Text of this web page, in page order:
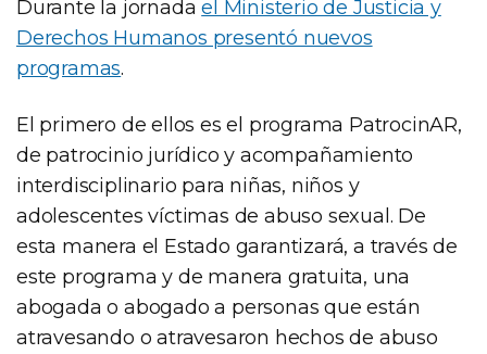
Durante la jornadael Ministerio de Justicia y
Derechos Humanos presentó nuevos
programas.
El primero de ellos es el programa PatrocinAR,
de patrocinio jurídico y acompañamiento
interdisciplinario para niñas, niños y
adolescentes víctimas de abuso sexual. De
esta manera el Estado garantizará, a través de
este programa y de manera gratuita, una
abogada o abogado a personas que están
atravesando o atravesaron hechos de abuso